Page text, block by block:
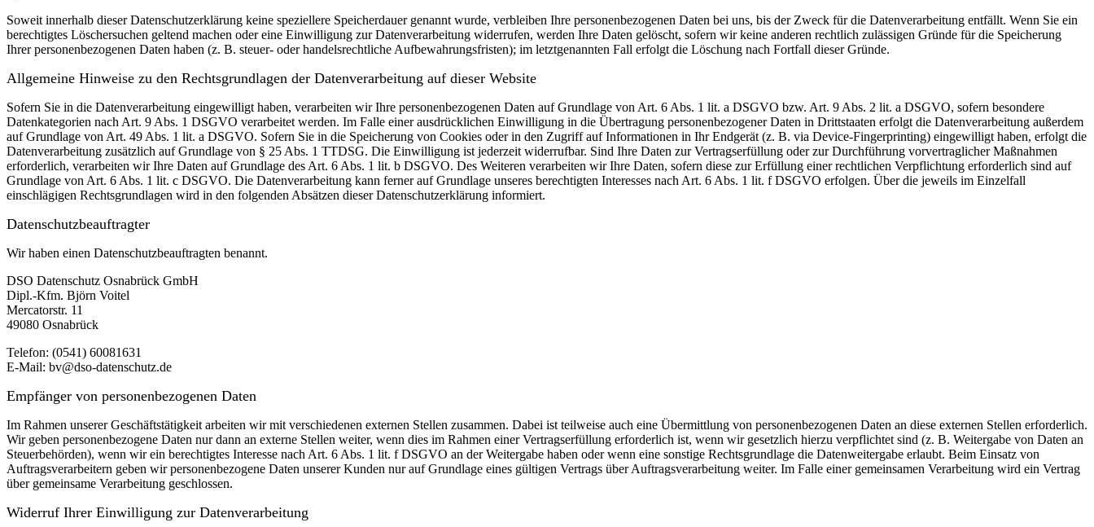
Soweit innerhalb dieser Datenschutzerklärung keine speziellere Speicherdauer genannt wurde, verbleiben Ihre personenbezogenen Daten bei uns, bis der Zweck für die Datenverarbeitung entfällt. Wenn Sie ein
berechtigtes Löschersuchen geltend machen oder eine Einwilligung zur Datenverarbeitung widerrufen, werden Ihre Daten gelöscht, sofern wir keine anderen rechtlich zulässigen Gründe für die Speicherung
Ihrer personenbezogenen Daten haben (z. B. steuer- oder handelsrechtliche Aufbewahrungsfristen); im letztgenannten Fall erfolgt die Löschung nach Fortfall dieser Gründe.
Allgemeine Hinweise zu den Rechtsgrundlagen der Datenverarbeitung auf dieser Website
Sofern Sie in die Datenverarbeitung eingewilligt haben, verarbeiten wir Ihre personenbezogenen Daten auf Grundlage von Art. 6 Abs. 1 lit. a DSGVO bzw. Art. 9 Abs. 2 lit. a DSGVO, sofern besondere
Datenkategorien nach Art. 9 Abs. 1 DSGVO verarbeitet werden. Im Falle einer ausdrücklichen Einwilligung in die Übertragung personenbezogener Daten in Drittstaaten erfolgt die Datenverarbeitung außerdem
auf Grundlage von Art. 49 Abs. 1 lit. a DSGVO. Sofern Sie in die Speicherung von Cookies oder in den Zugriff auf Informationen in Ihr Endgerät (z. B. via Device-Fingerprinting) eingewilligt haben, erfolgt die
Datenverarbeitung zusätzlich auf Grundlage von § 25 Abs. 1 TTDSG. Die Einwilligung ist jederzeit widerrufbar. Sind Ihre Daten zur Vertragserfüllung oder zur Durchführung vorvertraglicher Maßnahmen
erforderlich, verarbeiten wir Ihre Daten auf Grundlage des Art. 6 Abs. 1 lit. b DSGVO. Des Weiteren verarbeiten wir Ihre Daten, sofern diese zur Erfüllung einer rechtlichen Verpflichtung erforderlich sind auf
Grundlage von Art. 6 Abs. 1 lit. c DSGVO. Die Datenverarbeitung kann ferner auf Grundlage unseres berechtigten Interesses nach Art. 6 Abs. 1 lit. f DSGVO erfolgen. Über die jeweils im Einzelfall
einschlägigen Rechtsgrundlagen wird in den folgenden Absätzen dieser Datenschutzerklärung informiert.
Datenschutz­beauftragter
Wir haben einen Datenschutzbeauftragten benannt.
DSO Datenschutz Osnabrück GmbH
Dipl.-Kfm. Björn Voitel
Mercatorstr. 11
49080 Osnabrück
Telefon: (0541) 60081631
E-Mail: bv@dso-datenschutz.de
Empfänger von personenbezogenen Daten
Im Rahmen unserer Geschäftstätigkeit arbeiten wir mit verschiedenen externen Stellen zusammen. Dabei ist teilweise auch eine Übermittlung von personenbezogenen Daten an diese externen Stellen erforderlich.
Wir geben personenbezogene Daten nur dann an externe Stellen weiter, wenn dies im Rahmen einer Vertragserfüllung erforderlich ist, wenn wir gesetzlich hierzu verpflichtet sind (z. B. Weitergabe von Daten an
Steuerbehörden), wenn wir ein berechtigtes Interesse nach Art. 6 Abs. 1 lit. f DSGVO an der Weitergabe haben oder wenn eine sonstige Rechtsgrundlage die Datenweitergabe erlaubt. Beim Einsatz von
Auftragsverarbeitern geben wir personenbezogene Daten unserer Kunden nur auf Grundlage eines gültigen Vertrags über Auftragsverarbeitung weiter. Im Falle einer gemeinsamen Verarbeitung wird ein Vertrag
über gemeinsame Verarbeitung geschlossen.
Widerruf Ihrer Einwilligung zur Datenverarbeitung